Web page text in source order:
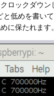
ロックダウン
と低めを書い
に保たれます。